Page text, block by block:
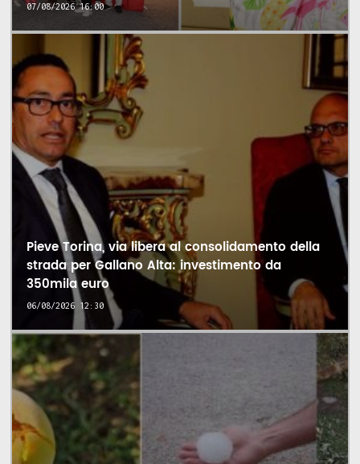
07/08/2026 16:00
Pieve Torina, via libera al consolidamento della
strada per Gallano Alta: investimento da
350mila euro
06/08/2026 12:30